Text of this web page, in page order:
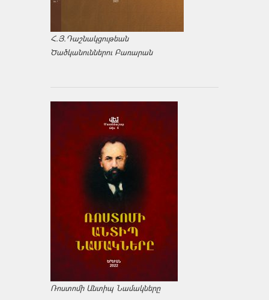
Հ.Յ.Դաշնակցութեան
Ծածկանուններու Բառարան
Ռոստոմի Անտիպ Նամակները